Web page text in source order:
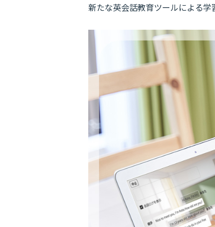
新たな英会話教育ツールによる学